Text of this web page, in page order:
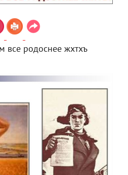
все родоснее жхтхъ